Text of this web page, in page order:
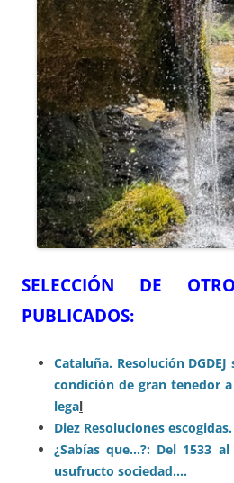
SELECCIÓN DE
PUBLICADOS:
Cataluña. Resolución
condición de gran tenedor
legal
Diez Resoluciones
¿Sabías que…?: Del 1533
usufructo sociedad….